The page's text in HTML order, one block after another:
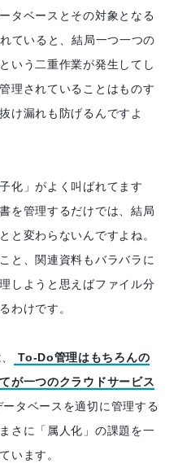
タベースとその対象となる
ていると、結局一つ一つの
いう二重作業が発生してし
理されていることはものす
け漏れも防げるんですよ
化」がよく叫ばれてます
を管理するだけでは、結局
と変わらないんですよね。
と、関連資料もバラバラに
しようと思えばファイル分
わけです。
To-Do管理はもちろんの
が一つのクラウドサービス
タベースを適切に管理する
さに「属人化」の課題を一
います。